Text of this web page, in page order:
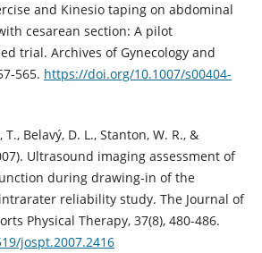
and Kinesio taping on abdominal
cesarean section: A pilot
trial. Archives of Gynecology and
565. https://doi.org/10.1007/s00404-
T., Belavý, D. L., Stanton, W. R., &
Ultrasound imaging assessment of
during drawing-in of the
reliability study. The Journal of
Physical Therapy, 37(8), 480-486.
jospt.2007.2416